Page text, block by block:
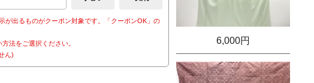
出るものがクーポン対象です。「クーポンOK」の
法をご選択ください。
ん)
6,000円